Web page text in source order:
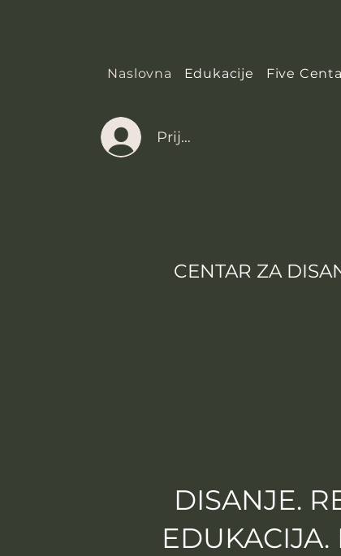
Prijava
Naslovna Edukacije Five
CENTAR ZA
DISANJE.